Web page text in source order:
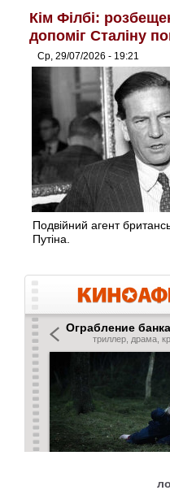
Кім Філбі:
допоміг Сталіну
Ср, 29/07/2026 - 19:21
Подвійний агент
Путіна.